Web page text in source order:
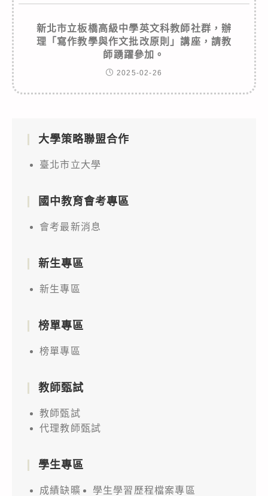
新北市立板橋高級中學英文科教師社群，辦
理「寫作教學與作文批改原則」講座，請教
師踴躍參加。
2025-02-26
大學策略聯盟合作
臺北市立大學
國中教育會考專區
會考最新消息
新生專區
新生專區
榜單專區
榜單專區
教師甄試
教師甄試
代理教師甄試
學生專區
成績缺曠 學生學習歷程檔案專區